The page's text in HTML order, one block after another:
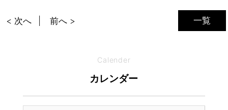
一覧
< 次へ 前へ >
Calender
カレンダー